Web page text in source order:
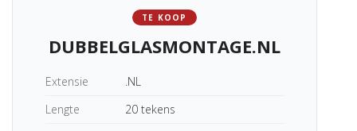
TE KOOP
DUBBELGLASMONTAGE.NL
Extensie
.NL
Lengte
20 tekens